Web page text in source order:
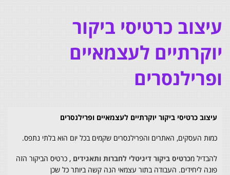
עיצוב כרטיסי ביקור
יוקרתיים לעצמאיים
ופרילנסרים
עיצוב כרטיסי ביקור יוקרתיים לעצמאיים ופרילנסרים
כמות העסקים, האתרים והפרילנסרים שקמים בכל יום הוא בלתי נתפס.
להבדיל מכרטיס ביקור דיגיטלי לחברות ותאגידים , כרטיס הביקור הזה
פונה ליחידים. העבודה בתור עצמאי הנה קשה ביותר כל שכן